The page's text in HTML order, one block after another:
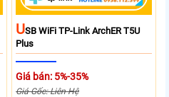
USB WiFi TP-Link ArchER T5U
Plus
Giá bán: 5%-35%
Giá Gốc: Liên Hệ